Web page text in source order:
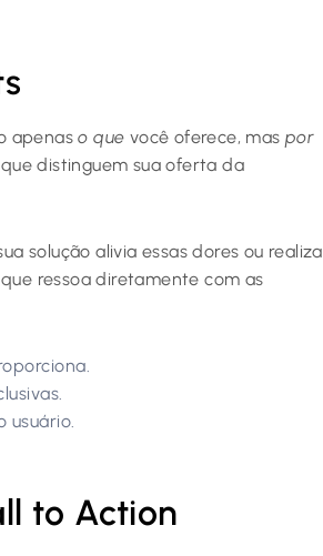
apenaso que você oferece, maspor
distinguem sua oferta da
solução alivia essas dores ou realiza
ressoa diretamente com as
usuário.
to Action